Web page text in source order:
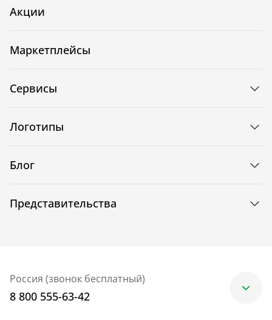
Акции
Маркетплейсы
Сервисы
Логотипы
Блог
Представительства
Россия (звонок бесплатный)
8 800 555-63-42